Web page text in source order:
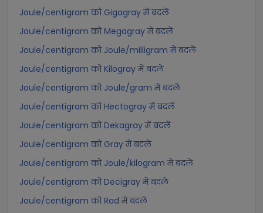
Joule/centigram को Gigagray में बदलें
Joule/centigram को Megagray में बदलें
Joule/centigram को Joule/milligram में बदलें
Joule/centigram को Kilogray में बदलें
Joule/centigram को Joule/gram में बदलें
Joule/centigram को Hectogray में बदलें
Joule/centigram को Dekagray में बदलें
Joule/centigram को Gray में बदलें
Joule/centigram को Joule/kilogram में बदलें
Joule/centigram को Decigray में बदलें
Joule/centigram को Rad में बदलें